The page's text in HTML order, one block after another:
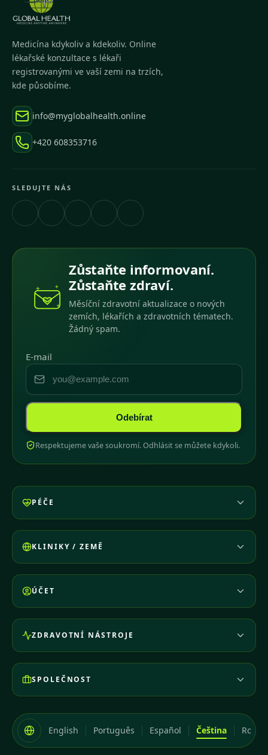
Medicína kdykoliv a kdekoliv. Online
lékařské konzultace s lékaři
registrovanými ve vaší zemi na trzích,
kde působíme.
info@myglobalhealth.online
+420 608353716
SLEDUJTE NÁS
Zůstaňte informovaní.
Zůstaňte zdraví.
Měsíční zdravotní aktualizace o nových
zemích, lékařích a zdravotních tématech.
Žádný spam.
E-mail
Odebírat
Respektujeme vaše soukromí. Odhlásit se můžete kdykoli.
PÉČE
KLINIKY / ZEMĚ
ÚČET
ZDRAVOTNÍ NÁSTROJE
SPOLEČNOST
English Português Español Čeština